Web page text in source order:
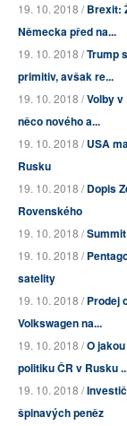
19. 10. 2018 /Brexit:
Německa před na...
19. 10. 2018 /Trump
primitiv, avšak re...
19. 10. 2018 /Volby
něco nového a...
19. 10. 2018 /USA
Rusku
19. 10. 2018 /Dopis
Rovenského
19. 10. 2018 /
19. 10. 2018 /
satelity
19. 10. 2018 /Prodej
Volkswagen na...
19. 10. 2018 /O
politiku ČR v Rusku
19. 10. 2018 /
špinavých peněz